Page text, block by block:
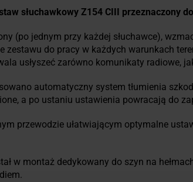
słuchawkowy Z154 CIII przeznaczony
(po jednym przy każdej słuchawce),
do pracy w każdych warunkach
usłyszeć zarówno komunikaty radiowe,
automatyczny system tłumienia
a po ustaniu ustawienia powracają do
przewodzie ułatwiającym optymalne
w montaż dedykowany do szyn na